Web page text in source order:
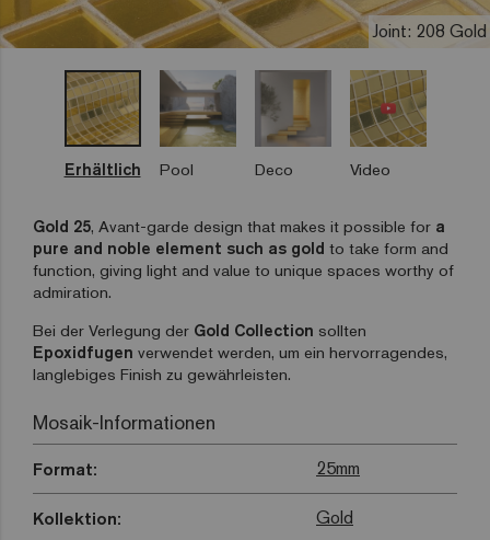
Joint: 208 Gold
Erhältlich Pool Deco Video
Gold 25, Avant-garde design that makes it possible for a
pure and noble element such as gold to take form and
function, giving light and value to unique spaces worthy of
admiration.
Bei der Verlegung der Gold Collection sollten
Epoxidfugen verwendet werden, um ein hervorragendes,
langlebiges Finish zu gewährleisten.
Mosaik-Informationen
Format: 25mm
Kollektion: Gold